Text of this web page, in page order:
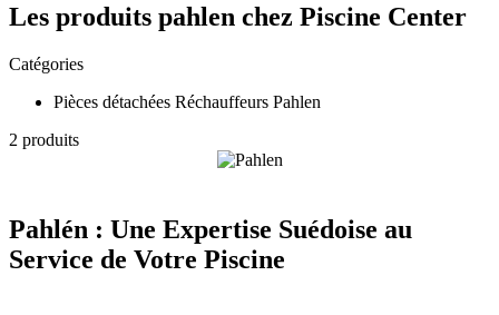
Les produits pahlen chez Piscine Center
Catégories
Pièces détachées Réchauffeurs Pahlen
2 produits
Pahlén : Une Expertise Suédoise au
Service de Votre Piscine